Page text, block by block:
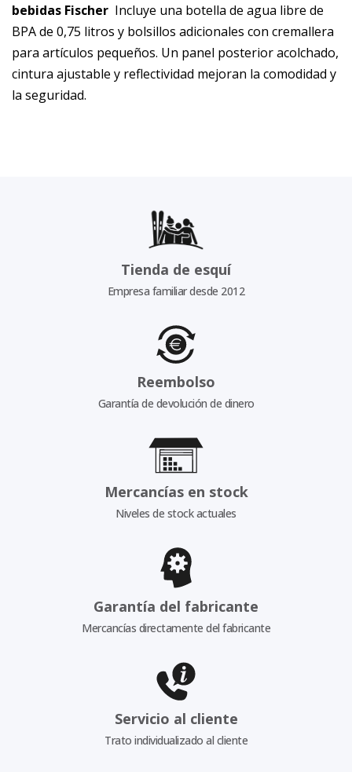
bebidas Fischer Incluye una botella de agua libre de
BPA de 0,75 litros y bolsillos adicionales con cremallera
para artículos pequeños. Un panel posterior acolchado,
cintura ajustable y reflectividad mejoran la comodidad y
la seguridad.
Tienda de esquí
Empresa familiar desde 2012
Reembolso
Garantía de devolución de dinero
Mercancías en stock
Niveles de stock actuales
Garantía del fabricante
Mercancías directamente del fabricante
Servicio al cliente
Trato individualizado al cliente